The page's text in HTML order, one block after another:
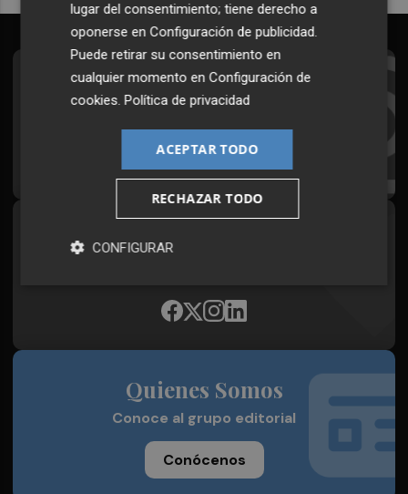
Suscríbete al Boletín
¡Quiero suscribirme!
Síguenos en redes
Quienes Somos
Conoce al grupo editorial
Conócenos
lugar del consentimiento; tiene derecho a
oponerse enConfiguración de publicidad.
Puede retirar su consentimiento en
cualquier momento enConfiguración de
cookies.Política de privacidad
ACEPTAR TODO
RECHAZAR TODO
CONFIGURAR